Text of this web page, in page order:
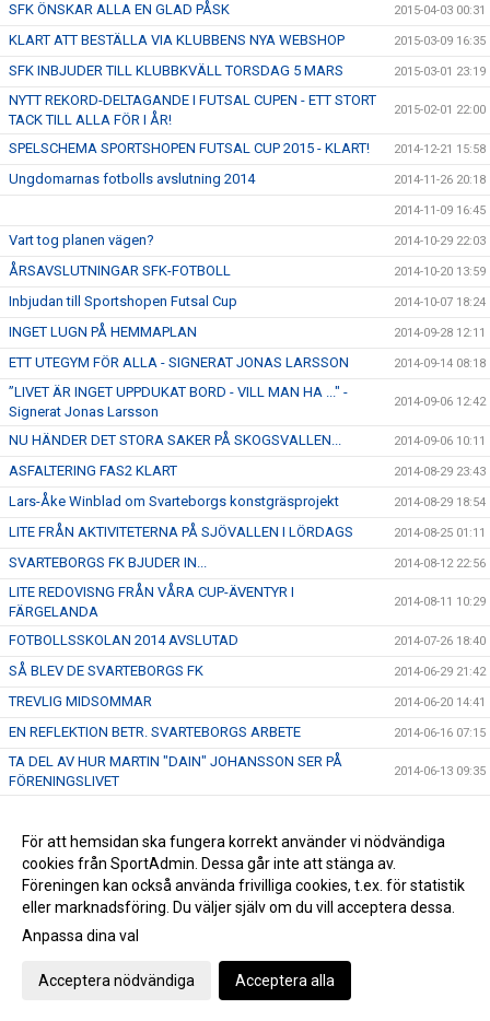
SFK ÖNSKAR ALLA EN GLAD PÅSK 2015-04-03 00:31
KLART ATT BESTÄLLA VIA KLUBBENS NYA WEBSHOP 2015-03-09 16:35
SFK INBJUDER TILL KLUBBKVÄLL TORSDAG 5 MARS 2015-03-01 23:19
NYTT REKORD-DELTAGANDE I FUTSAL CUPEN - ETT STORT
TACK TILL ALLA FÖR I ÅR!
2015-02-01 22:00
SPELSCHEMA SPORTSHOPEN FUTSAL CUP 2015 - KLART! 2014-12-21 15:58
Ungdomarnas fotbolls avslutning 2014 2014-11-26 20:18
2014-11-09 16:45
Vart tog planen vägen? 2014-10-29 22:03
ÅRSAVSLUTNINGAR SFK-FOTBOLL 2014-10-20 13:59
Inbjudan till Sportshopen Futsal Cup 2014-10-07 18:24
INGET LUGN PÅ HEMMAPLAN 2014-09-28 12:11
ETT UTEGYM FÖR ALLA - SIGNERAT JONAS LARSSON 2014-09-14 08:18
”LIVET ÄR INGET UPPDUKAT BORD - VILL MAN HA ..." -
Signerat Jonas Larsson
2014-09-06 12:42
NU HÄNDER DET STORA SAKER PÅ SKOGSVALLEN... 2014-09-06 10:11
ASFALTERING FAS2 KLART 2014-08-29 23:43
Lars-Åke Winblad om Svarteborgs konstgräsprojekt 2014-08-29 18:54
LITE FRÅN AKTIVITETERNA PÅ SJÖVALLEN I LÖRDAGS 2014-08-25 01:11
SVARTEBORGS FK BJUDER IN... 2014-08-12 22:56
LITE REDOVISNG FRÅN VÅRA CUP-ÄVENTYR I
FÄRGELANDA
2014-08-11 10:29
FOTBOLLSSKOLAN 2014 AVSLUTAD 2014-07-26 18:40
SÅ BLEV DE SVARTEBORGS FK 2014-06-29 21:42
TREVLIG MIDSOMMAR 2014-06-20 14:41
EN REFLEKTION BETR. SVARTEBORGS ARBETE 2014-06-16 07:15
TA DEL AV HUR MARTIN "DAIN" JOHANSSON SER PÅ
FÖRENINGSLIVET
2014-06-13 09:35
HÅLL UTKIK! 2014-06-06 21:40
LYCKAD INVIGNING AV SPARPLAN 2014-04-30 11:34
Gå till Webbversion
För att hemsidan ska fungera korrekt använder vi nödvändiga
cookies från SportAdmin. Dessa går inte att stänga av.
Föreningen kan också använda frivilliga cookies, t.ex. för statistik
eller marknadsföring. Du väljer själv om du vill acceptera dessa.
Anpassa dina val
Acceptera nödvändiga Acceptera alla